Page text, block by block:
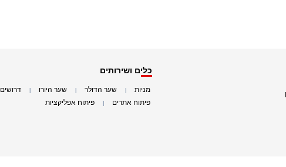
כלים ושירותים
מניות שער הדולר שער היורו דרושים
פיתוח אתרים פיתוח אפליקציות